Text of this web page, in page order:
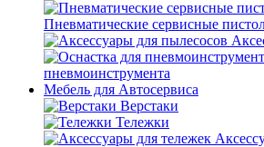
Пневматические сервисные
пневмоинструмента
Мебель для Автосервиса
Верстаки
Тележки